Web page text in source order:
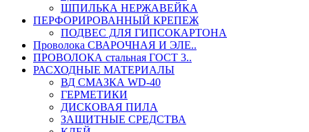
ШПИЛЬКА НЕРЖАВЕЙКА
ПЕРФОРИРОВАННЫЙ КРЕПЕЖ
ПОДВЕС ДЛЯ ГИПСОКАРТОНА
Проволока СВАРОЧНАЯ И ЭЛЕ..
ПРОВОЛОКА стальная ГОСТ 3..
РАСХОДНЫЕ МАТЕРИАЛЫ
ВД СМАЗКА WD-40
ГЕРМЕТИКИ
ДИСКОВАЯ ПИЛА
ЗАЩИТНЫЕ СРЕДСТВА